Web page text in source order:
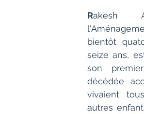
Littérature du Bangladesh
Contes
Rakesh
bientôt
seize ans,
son
décédée
vivaient
autres